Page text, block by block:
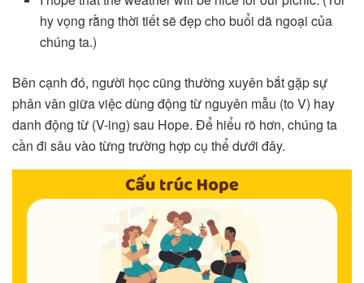
hy vọng rằng thời tiết sẽ đẹp cho buổi dã ngoại của
chúng ta.)
Bên cạnh đó, người học cũng thường xuyên bắt gặp sự
phân vân giữa việc dùng động từ nguyên mẫu (to V) hay
danh động từ (V-ing) sau Hope. Để hiểu rõ hơn, chúng ta
cần đi sâu vào từng trường hợp cụ thể dưới đây.